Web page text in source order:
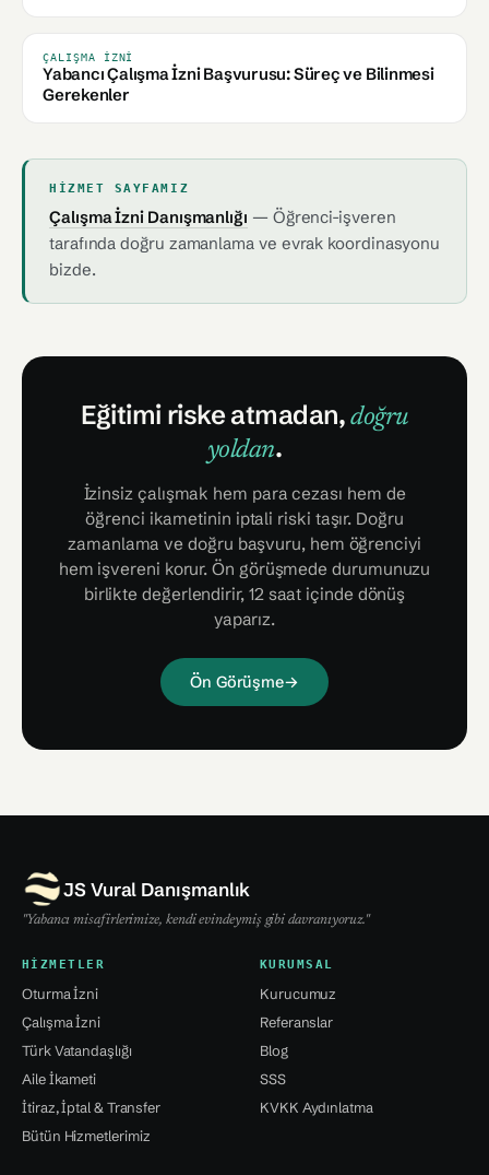
ÇALIŞMA İZNI
Yabancı Çalışma İzni Başvurusu: Süreç ve Bilinmesi
Gerekenler
HIZMET SAYFAMIZ
Çalışma İzni Danışmanlığı — Öğrenci-işveren
tarafında doğru zamanlama ve evrak koordinasyonu
bizde.
Eğitimi riske atmadan,doğru
yoldan.
İzinsiz çalışmak hem para cezası hem de
öğrenci ikametinin iptali riski taşır. Doğru
zamanlama ve doğru başvuru, hem öğrenciyi
hem işvereni korur. Ön görüşmede durumunuzu
birlikte değerlendirir, 12 saat içinde dönüş
yaparız.
Ön Görüşme→
JS Vural Danışmanlık
"Yabancı misafirlerimize, kendi evindeymiş gibi davranıyoruz."
HIZMETLER
Oturma İzni
Çalışma İzni
Türk Vatandaşlığı
Aile İkameti
İtiraz, İptal & Transfer
Bütün Hizmetlerimiz
KURUMSAL
Kurucumuz
Referanslar
Blog
SSS
KVKK Aydınlatma